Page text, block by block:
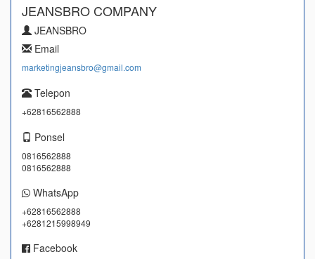
JEANSBRO COMPANY
JEANSBRO
Email
marketingjeansbro@gmail.com
Telepon
+62816562888
Ponsel
0816562888
0816562888
WhatsApp
+62816562888
+6281215998949
Facebook